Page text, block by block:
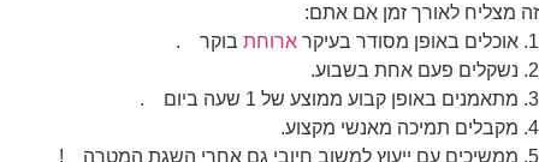
זה מצליח לאורך זמן אם אתם:
1. אוכלים באופן מסודר בעיקר
ארוחת בוקר
.
2. נשקלים פעם אחת בשבוע.
3. מתאמנים באופן קבוע ממוצע של 1 שעה ביום
.
4. מקבלים תמיכה מאנשי מקצוע.
5. ממשיכים עם ייעוץ למשוב חיובי גם אחרי השגת המטרה
!